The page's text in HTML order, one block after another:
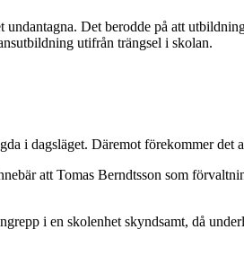
Det berodde på att
utifrån trängsel i skolan.
i dagsläget. Däremot förekommer
att Tomas Berndtsson som
i en skolenhet skyndsamt, då